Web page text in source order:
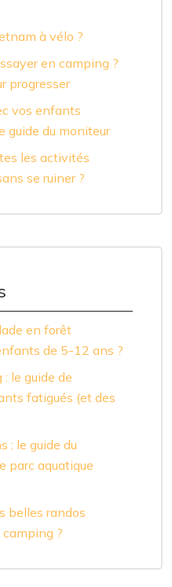
à vélo ?
en camping ?
progresser
vos enfants
guide du moniteur
les activités
se ruiner ?
en forêt
de 5-12 ans ?
le guide de
fatigués (et des
: le guide du
parc aquatique
belles randos
?